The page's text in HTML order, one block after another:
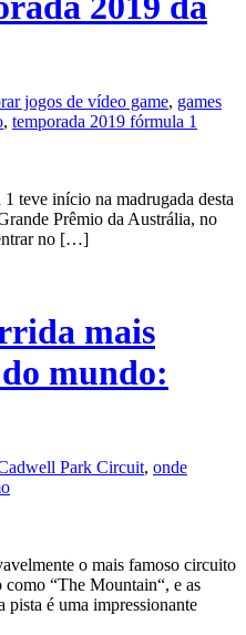
jogos de vídeo game, games
, temporada 2019 fórmula 1
teve início na madrugada desta
Prêmio da Austrália, no
no […]
mais
mundo:
Park Circuit, onde
o mais famoso circuito
“The Mountain“, e as
pista é uma impressionante